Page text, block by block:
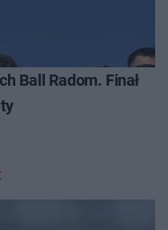
Ball Radom. Finał